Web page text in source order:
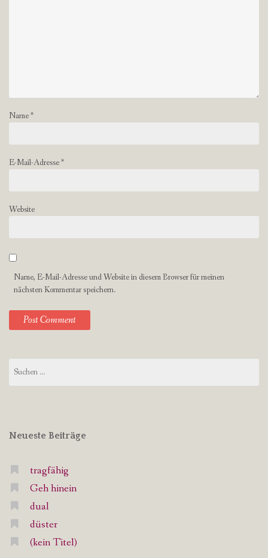
Name*
E-Mail-Adresse*
Website
Name, E-Mail-Adresse und Website in diesem Browser für meinen
nächsten Kommentar speichern.
nach:
Neueste Beiträge
tragfähig
Geh hinein
dual
düster
(kein Titel)